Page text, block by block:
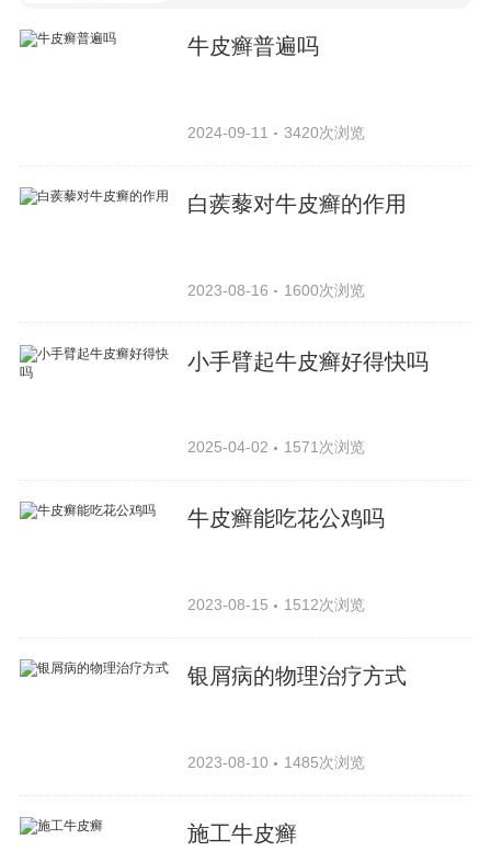
牛皮癣普遍吗
2024-09-11 3420次浏览
白蒺藜对牛皮癣的作用
2023-08-16 1600次浏览
小手臂起牛皮癣好得快吗
2025-04-02 1571次浏览
牛皮癣能吃花公鸡吗
2023-08-15 1512次浏览
银屑病的物理治疗方式
2023-08-10 1485次浏览
施工牛皮癣